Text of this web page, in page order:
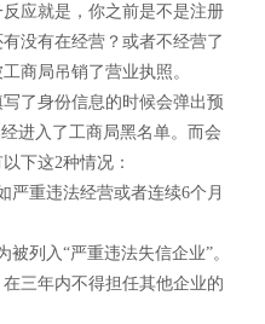
应就是，你之前是不是注册
没有在经营？或者不经营了
商局吊销了营业执照。
了身份信息的时候会弹出预
进入了工商局黑名单。而会
下这2种情况：
重违法经营或者连续6个月
列入“严重违法失信企业”。
三年内不得担任其他企业的